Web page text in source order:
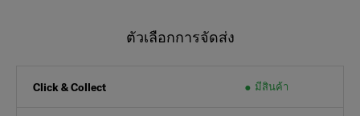
ตัวเลือกการจัดส่ง
Click & Collect มีสินค้า